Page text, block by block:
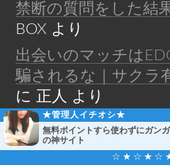
★管理人イチオシ★
無料ポイントすら使わずにガン
の神サイト
☆ ★ ☆ ★ ☆
禁断の質問をした結
BOX より
出会いのマッチは
騙されるな｜サクラ
に 正人 より
【絶対見て！】ご近
アプリ被害者続出！